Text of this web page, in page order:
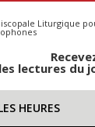
Liturgique
les lectures du
HEURES